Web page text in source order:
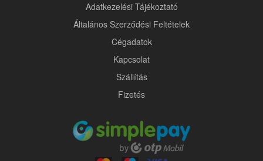
Adatkezelési Tájékoztató
Általános Szerződési Feltételek
Cégadatok
Kapcsolat
Szállítás
Fizetés